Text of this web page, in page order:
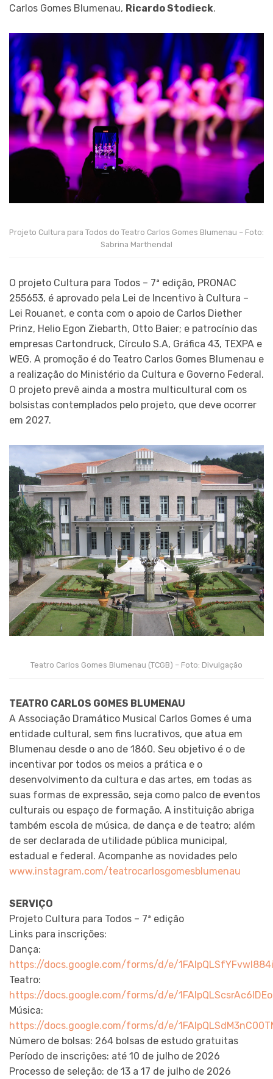
Carlos Gomes Blumenau, Ricardo Stodieck.
Projeto Cultura para Todos do Teatro Carlos Gomes Blumenau – Foto:
Sabrina Marthendal
O projeto Cultura para Todos – 7ª edição, PRONAC
255653, é aprovado pela Lei de Incentivo à Cultura –
Lei Rouanet, e conta com o apoio de Carlos Diether
Prinz, Helio Egon Ziebarth, Otto Baier; e patrocínio das
empresas Cartondruck, Círculo S.A, Gráfica 43, TEXPA e
WEG. A promoção é do Teatro Carlos Gomes Blumenau e
a realização do Ministério da Cultura e Governo Federal.
O projeto prevê ainda a mostra multicultural com os
bolsistas contemplados pelo projeto, que deve ocorrer
em 2027.
Teatro Carlos Gomes Blumenau (TCGB) – Foto: Divulgação
TEATRO CARLOS GOMES BLUMENAU
A Associação Dramático Musical Carlos Gomes é uma
entidade cultural, sem fins lucrativos, que atua em
Blumenau desde o ano de 1860. Seu objetivo é o de
incentivar por todos os meios a prática e o
desenvolvimento da cultura e das artes, em todas as
suas formas de expressão, seja como palco de eventos
culturais ou espaço de formação. A instituição abriga
também escola de música, de dança e de teatro; além
de ser declarada de utilidade pública municipal,
estadual e federal. Acompanhe as novidades pelo
www.instagram.com/teatrocarlosgomesblumenau
SERVIÇO
Projeto Cultura para Todos – 7ª edição
Links para inscrições:
Dança:
https://docs.google.com/forms/d/e/
Teatro:
https://docs.google.com/forms/d/e/
Música:
https://docs.google.com/forms/d/e/
Número de bolsas: 264 bolsas de estudo gratuitas
Período de inscrições: até 10 de julho de 2026
Processo de seleção: de 13 a 17 de julho de 2026